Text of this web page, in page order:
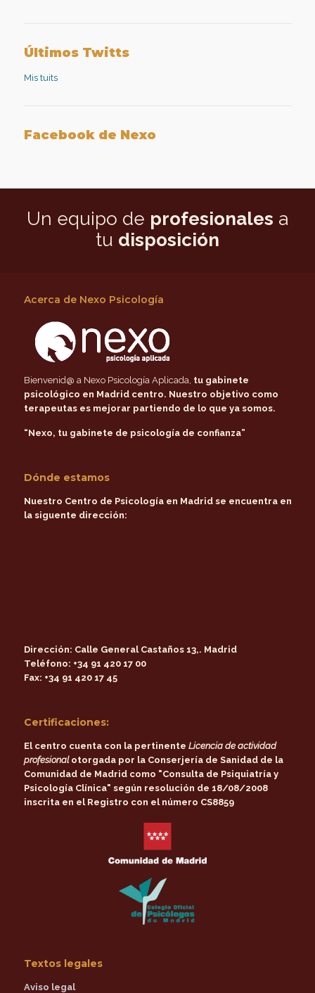
Facebook
Twitteraplicada
en
Google+
Últimos Twitts
Mis tuits
Facebook de Nexo
Un equipo de profesionales a
tu disposición
Acerca de Nexo Psicología
Bienvenid@ a Nexo Psicología Aplicada, tu gabinete
psicológico en Madrid centro. Nuestro objetivo como
terapeutas es mejorar partiendo de lo que ya somos.
“Nexo, tu gabinete de psicología de confianza”
Dónde estamos
Nuestro Centro de Psicología en Madrid se encuentra en
la siguente dirección:
Dirección: Calle General Castaños 13,. Madrid
Teléfono: +34 91 420 17 00
Fax: +34 91 420 17 45
Certificaciones:
El centro cuenta con la pertinente Licencia de actividad
profesionalotorgada por la Conserjería de Sanidad de la
Comunidad de Madridcomo "Consulta de Psiquiatría y
Psicología Clínica" según resolución de 18/08/2008
inscrita en el Registro con el número CS8859
Textos legales
Aviso legal